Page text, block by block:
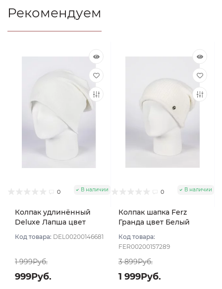
Рекомендуем
0 В наличии
Колпак удлинённый
Deluxe Лапша цвет
Код товара: DEL00200146681
1 999Руб.
999Руб.
0 В наличии
Колпак шапка Ferz
Гранда цвет Белый
Код товара:
FER00200157289
3 899Руб.
1 999Руб.